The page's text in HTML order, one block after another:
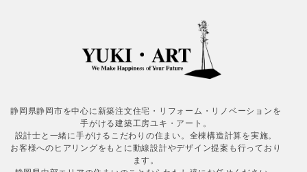
静岡県静岡市を中心に新築注文住宅・リフォーム・リノベーションを
手がける建築工房ユキ・アート。
設計士と一緒に手がけるこだわりの住まい。全棟構造計算を実施。
お客様へのヒアリングをもとに動線設計やデザイン提案も行っており
ます。